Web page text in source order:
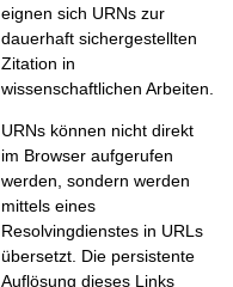
eignen sich URNs zur
dauerhaft sichergestellten
Zitation in
wissenschaftlichen Arbeiten.
URNs können nicht direkt
im Browser aufgerufen
werden, sondern werden
mittels eines
Resolvingdienstes in URLs
übersetzt. Die persistente
Auflösung dieses Links